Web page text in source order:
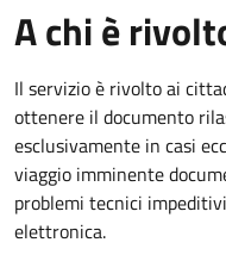
A chi è
Il servizio è rivolto ai
ottenere il documento
esclusivamente in casi
viaggio imminente
problemi tecnici
elettronica.